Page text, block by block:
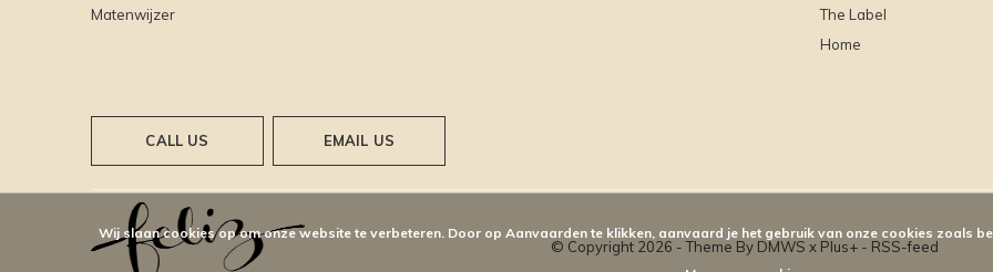
Matenwijzer
The Label
Home
CALL US EMAIL US
© Copyright 2026 - Theme By DMWS x Plus+ - RSS-feed
Wij slaan cookies op om onze website te verbeteren. Door op Aanvaarden te klikken, aanvaard je het gebruik van onze cookies zoals